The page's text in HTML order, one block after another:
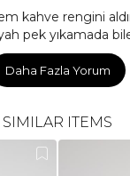
kahve rengini
pek yıkamada
şu an bunun için
senedir
Daha Fazla Yorum
SIMILAR ITEMS